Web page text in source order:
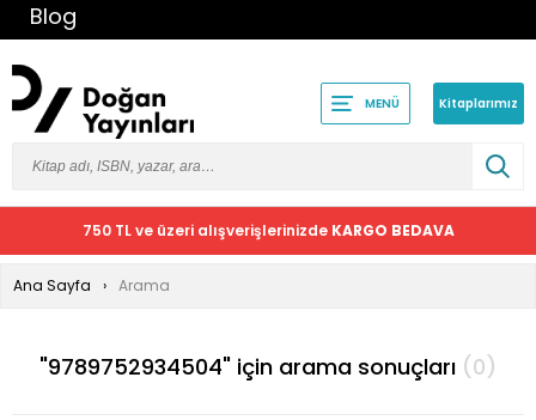
Blog
MENÜ Kitaplarımız
750 TL ve üzeri alışverişlerinizde KARGO BEDAVA
Ana Sayfa Arama
"9789752934504" için arama sonuçları (0)